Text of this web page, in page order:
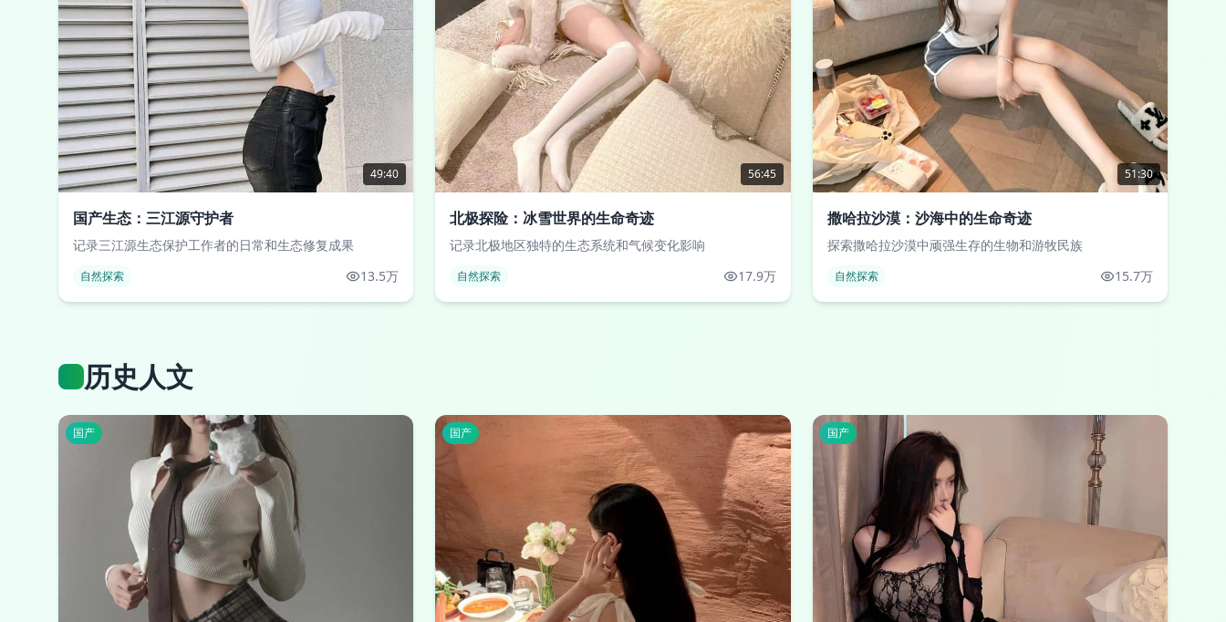
49:40
国产生态：三江源守护者
记录三江源生态保护工作者的日常和生态修复成果
自然探索 13.5万
56:45
北极探险：冰雪世界的生命奇迹
记录北极地区独特的生态系统和气候变化影响
自然探索 17.9万
51:30
撒哈拉沙漠：沙海中的生命奇迹
探索撒哈拉沙漠中顽强生存的生物和游牧民族
自然探索 15.7万
历史人文
国产 国产 国产